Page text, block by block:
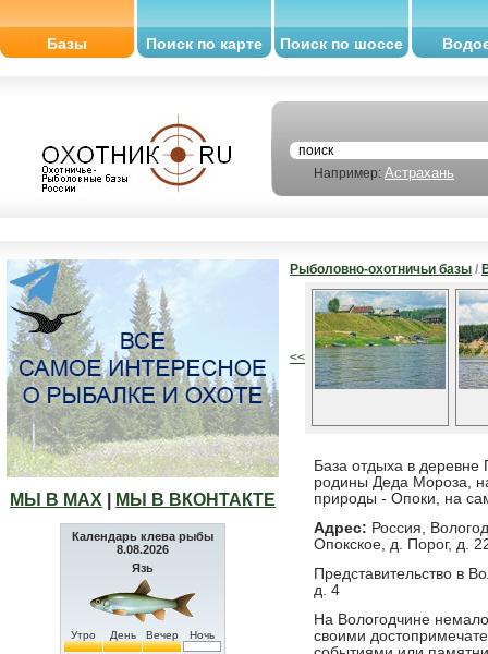
Базы Поиск по карте Поиск по шоссе
Например: Астрахань
МЫ В МАХ МЫ В ВКОНТАКТЕ
Календарь клева рыбы
8.08.2026
Язь
Утро День Вечер Ночь
Рыболовно-охотничьи базы /
<<
База отдыха в деревне
родины Деда Мороза,
природы - Опоки, на
Адрес: Россия,
Опокское, д. Порог, д.
Представительство в
д. 4
На Вологодчине
своими